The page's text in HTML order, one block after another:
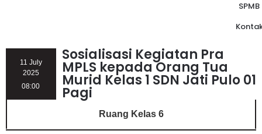
SPMB
11 July
2025
08:00
Sosialisasi Kegiatan Pra
MPLS kepada Orang Tua
Murid Kelas 1 SDN Jati Pulo 01
Pagi
Ruang Kelas 6